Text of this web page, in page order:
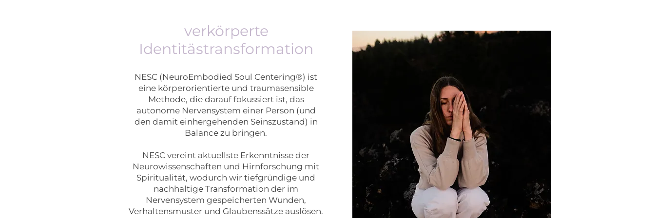
verkörperte
Identitästransformation
NESC (NeuroEmbodied Soul Centering®) ist
eine körperorientierte und traumasensible
Methode, die darauf fokussiert ist, das
autonome Nervensystem einer Person (und
den damit einhergehenden Seinszustand) in
Balance zu bringen.
NESC vereint aktuellste Erkenntnisse der
Neurowissenschaften und Hirnforschung mit
Spiritualität, wodurch wir tiefgründige und
nachhaltige Transformation der im
Nervensystem gespeicherten Wunden,
Verhaltensmuster und Glaubenssätze auslösen.